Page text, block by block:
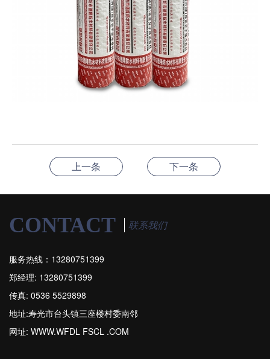
上一条 下一条
CONTACT 联系我们
服务热线：13280751399
郑经理: 13280751399
传真: 0536 5529898
地址:寿光市台头镇三座楼村委南邻
网址: WWW.WFDL FSCL .COM